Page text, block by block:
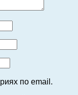
по email.